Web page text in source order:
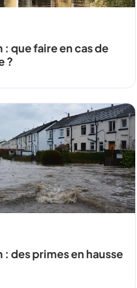
que faire en cas de
?
des primes en hausse